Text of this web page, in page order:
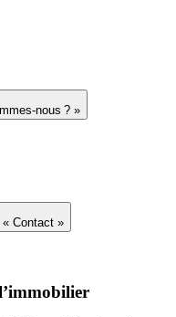
nous ? »
Contact »